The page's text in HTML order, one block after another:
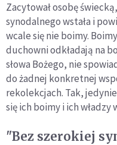
Zacytował osobę
synodalnego wstała i
wcale się nie boimy.
duchowni odkładają na
słowa Bożego, nie
do żadnej konkretnej
rekolekcjach. Tak,
się ich boimy i ich władzy
"Bez szerokiej